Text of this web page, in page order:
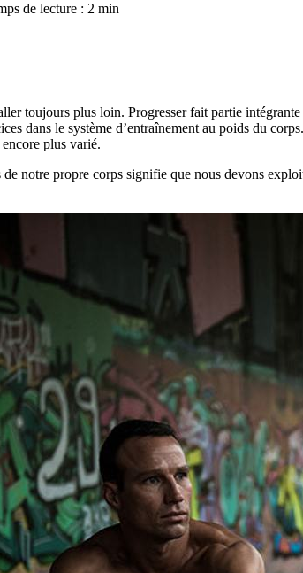
de lecture : 2 min
toujours plus loin. Progresser fait partie
dans le système d’entraînement au poids du
plus varié.
notre propre corps signifie que nous devons